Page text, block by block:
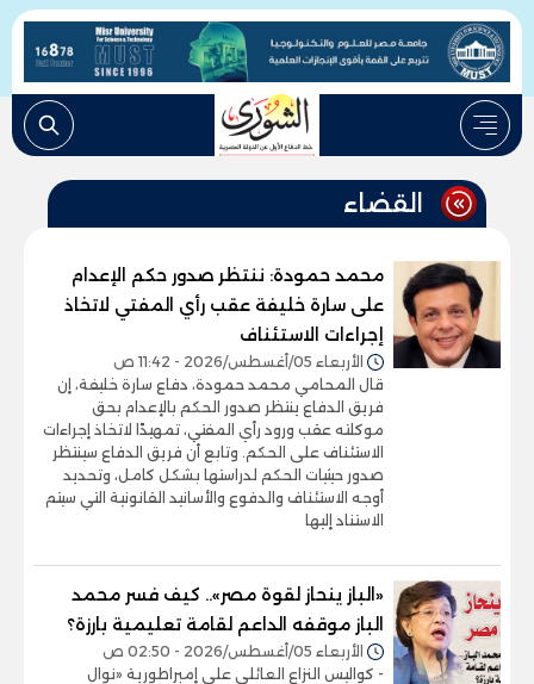
القضاء
محمد حمودة: ننتظر صدور حكم الإعدام
على سارة خليفة عقب رأي المفتي لاتخاذ
إجراءات الاستئناف
الأربعاء 05/أغسطس/2026 - 11:42 ص
قال المحامي محمد حمودة، دفاع سارة خليفة، إن
فريق الدفاع ينتظر صدور الحكم بالإعدام بحق
موكلته عقب ورود رأي المفتي، تمهيدًا لاتخاذ إجراءات
الاستئناف على الحكم. وتابع أن فريق الدفاع سينتظر
صدور حيثيات الحكم لدراستها بشكل كامل، وتحديد
أوجه الاستئناف والدفوع والأسانيد القانونية التي سيتم
الاستناد إليها
«الباز ينحاز لقوة مصر».. كيف فسر محمد
الباز موقفه الداعم لقامة تعليمية بارزة؟
الأربعاء 05/أغسطس/2026 - 02:50 ص
- كواليس النزاع العائلي على إمبراطورية «نوال